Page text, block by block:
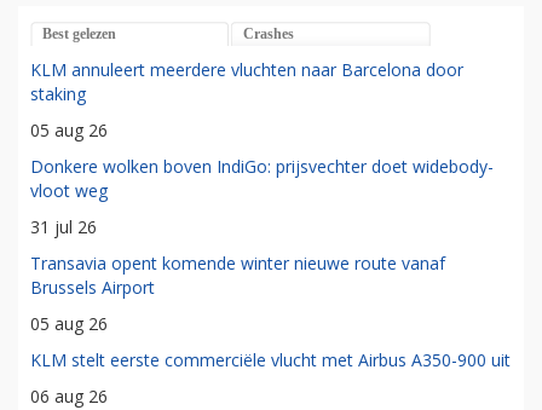
Best gelezen Crashes
KLM annuleert meerdere vluchten naar Barcelona door
staking
05 aug 26
Donkere wolken boven IndiGo: prijsvechter doet widebody-
vloot weg
31 jul 26
Transavia opent komende winter nieuwe route vanaf
Brussels Airport
05 aug 26
KLM stelt eerste commerciële vlucht met Airbus A350-900 uit
06 aug 26